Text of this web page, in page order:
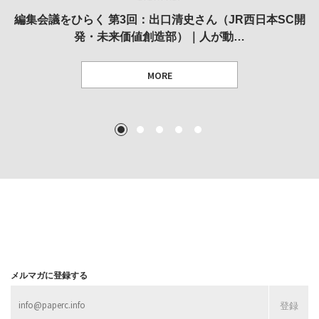
編集会議をひらく 第3回：出口清史さん（JR西日本SC開
発・未来価値創造部）｜人が動…
MORE
REVIEW｜果たして美術家・梅津庸一は、「大阪のゆかり
作家」となることができたのか…
REPORT｜博覧会の残像
MORE
REVIEW｜菊池聡太朗 個展「余りの風景」
MORE
REVIEW｜生の存在証明としての線——「ライフライン」
展
1 2 3 4 5
メルマガに登録する